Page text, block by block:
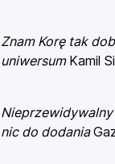
Znam Korę tak
uniwersum Kamil
nic do dodania